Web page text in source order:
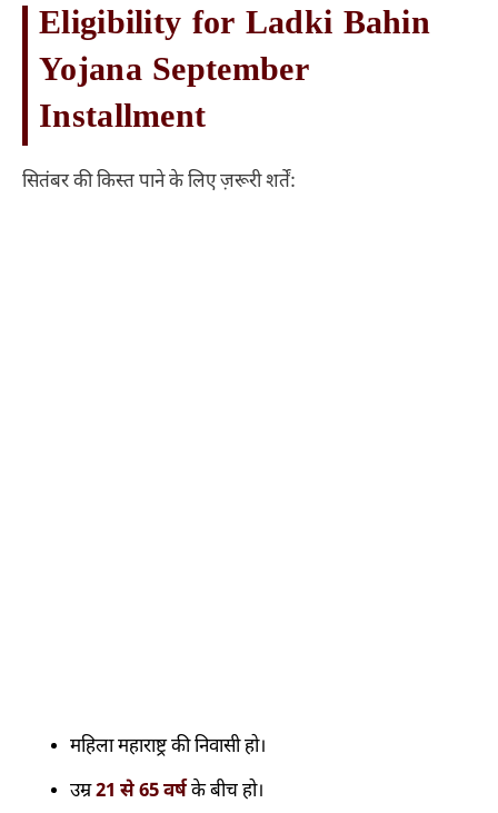
Eligibility for Ladki Bahin
Yojana September
Installment
सितंबर की किस्त पाने के लिए ज़रूरी शर्तें:
महिला महाराष्ट्र की निवासी हो।
उम्र21 से 65 वर्षके बीच हो।